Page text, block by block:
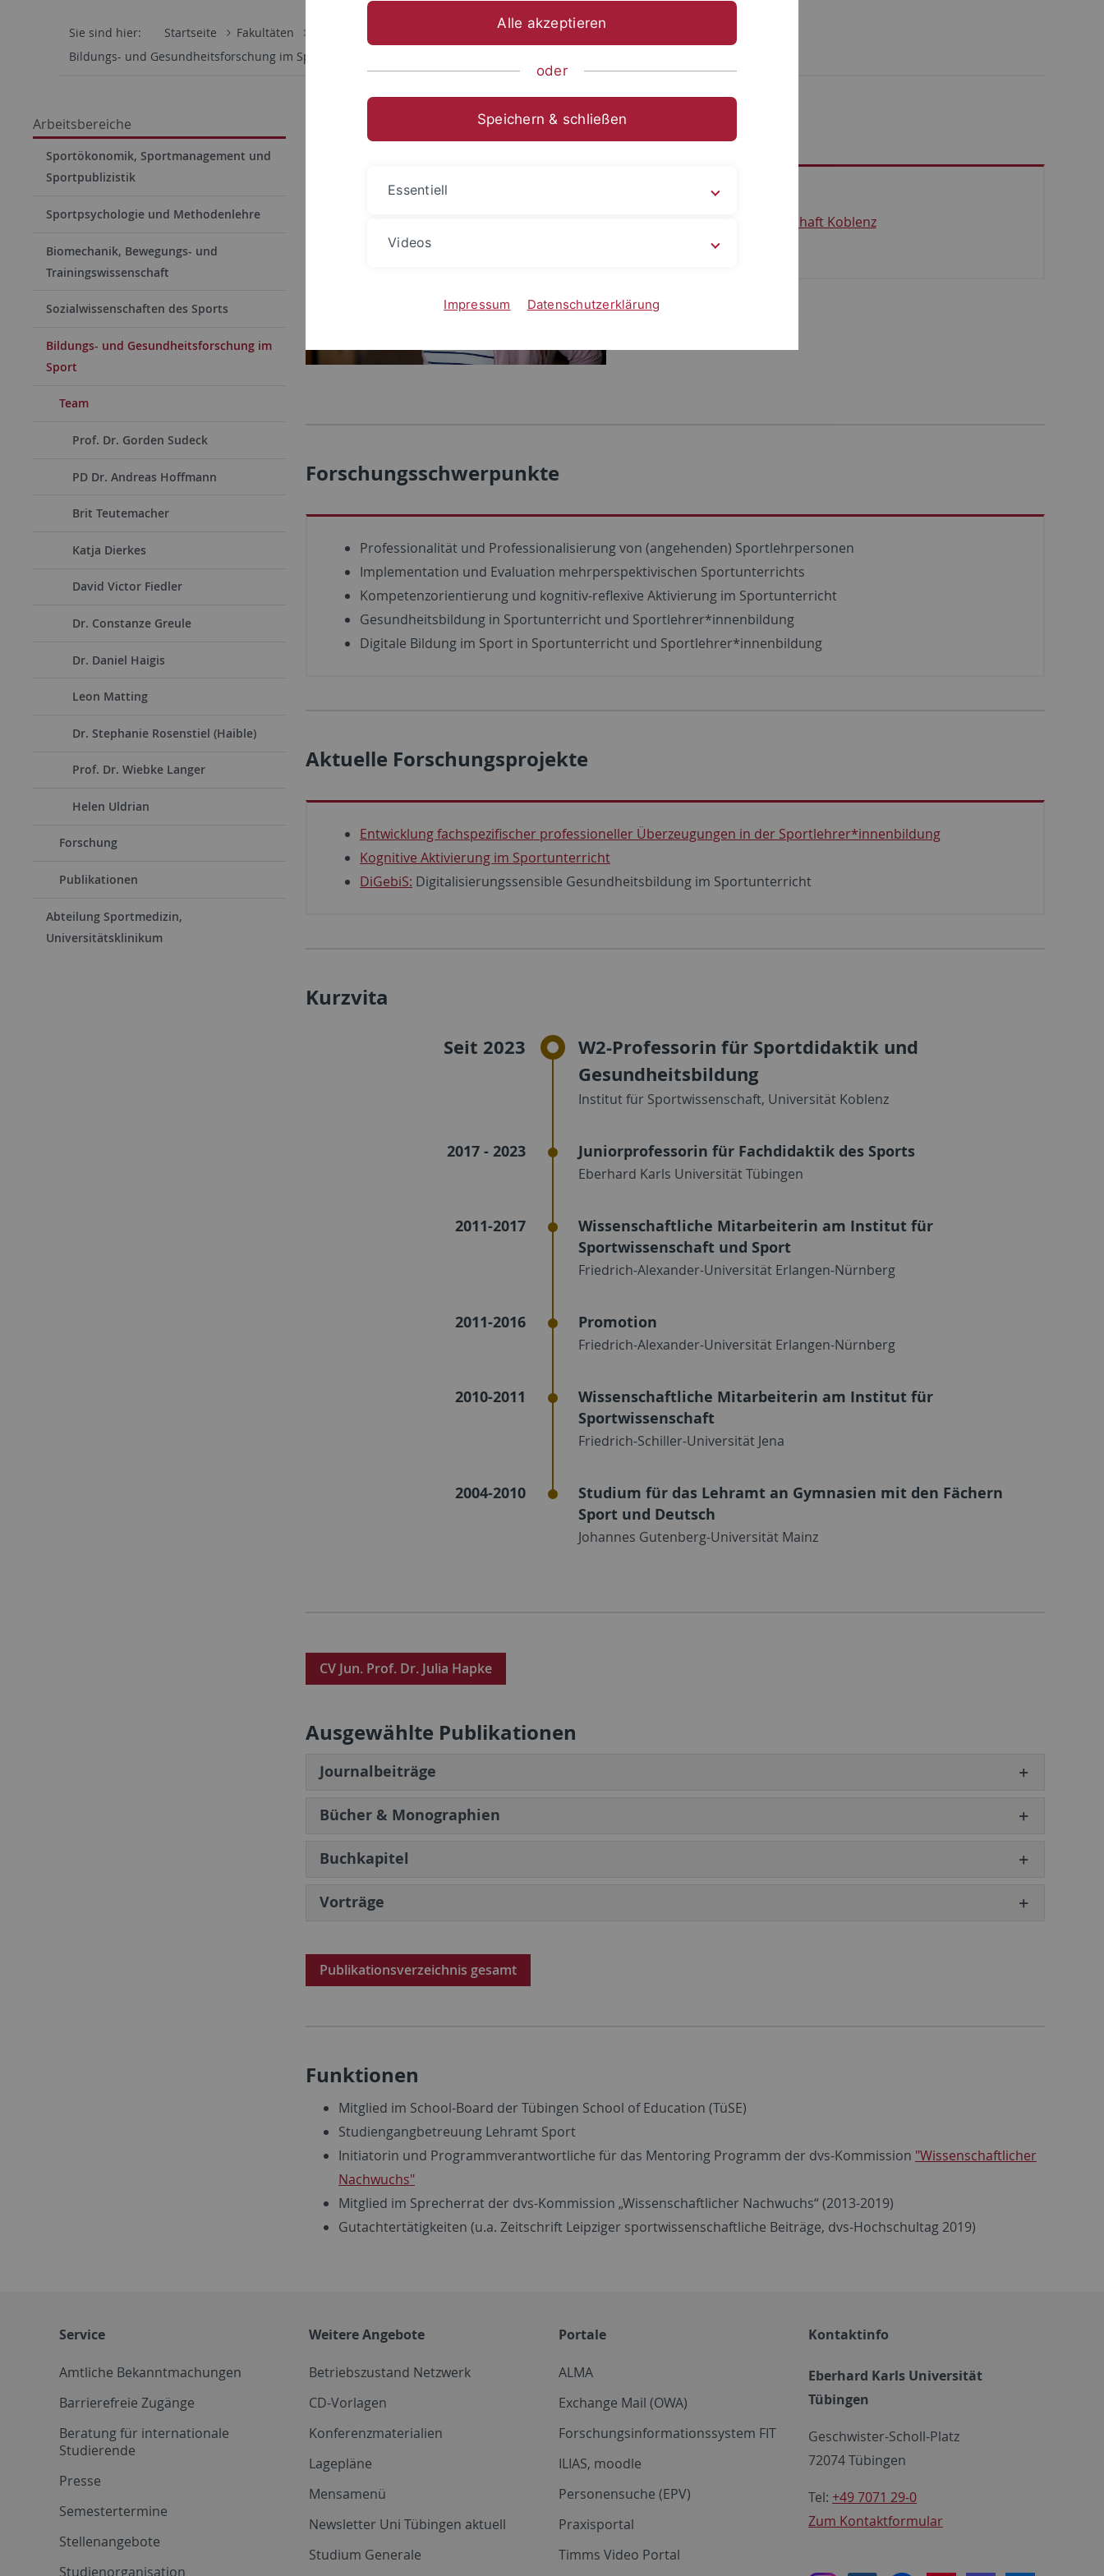
Sie sind hier: Startseite Fakultäten Wirtschafts- und Sozialwissenschaftliche Fakultät
Bildungs- und Gesundheitsforschung im Sport
Arbeitsbereiche
Sportökonomik, Sportmanagement und
Sportpublizistik
Sportpsychologie und Methodenlehre
Biomechanik, Bewegungs- und
Trainingswissenschaft
Sozialwissenschaften des Sports
Bildungs- und Gesundheitsforschung im
Sport
Team
Prof. Dr. Gorden Sudeck
PD Dr. Andreas Hoffmann
Brit Teutemacher
Katja Dierkes
David Victor Fiedler
Dr. Constanze Greule
Dr. Daniel Haigis
Leon Matting
Dr. Stephanie Rosenstiel (Haible)
Prof. Dr. Wiebke Langer
Helen Uldrian
Forschung
Publikationen
Abteilung Sportmedizin,
Universitätsklinikum
Prof. Dr. Julia Hapke
Institut für Sportwissenschaft Koblenz
Forschungsschwerpunkte
Professionalität und Professionalisierung von (angehenden) Sportlehrpersonen
Implementation und Evaluation mehrperspektivischen Sportunterrichts
Kompetenzorientierung und kognitiv-reflexive Aktivierung im Sportunterricht
Gesundheitsbildung in Sportunterricht und Sportlehrer*innenbildung
Digitale Bildung im Sport in Sportunterricht und Sportlehrer*innenbildung
Aktuelle Forschungsprojekte
Entwicklung fachspezifischer professioneller Überzeugungen in der Sportlehrer*innenbildung
Kognitive Aktivierung im Sportunterricht
DiGebiS: Digitalisierungssensible Gesundheitsbildung im Sportunterricht
Kurzvita
Seit 2023
W2-Professorin für Sportdidaktik und
Gesundheitsbildung
Institut für Sportwissenschaft, Universität Koblenz
2017 - 2023 Juniorprofessorin für Fachdidaktik des Sports
Eberhard Karls Universität Tübingen
2011-2017
Wissenschaftliche Mitarbeiterin am Institut für
Sportwissenschaft und Sport
Friedrich-Alexander-Universität Erlangen-Nürnberg
2011-2016 Promotion
Friedrich-Alexander-Universität Erlangen-Nürnberg
2010-2011
Wissenschaftliche Mitarbeiterin am Institut für
Sportwissenschaft
Friedrich-Schiller-Universität Jena
2004-2010
Studium für das Lehramt an Gymnasien mit den Fächern
Sport und Deutsch
Johannes Gutenberg-Universität Mainz
CV Jun. Prof. Dr. Julia Hapke
Ausgewählte Publikationen
Journalbeiträge
Bücher & Monographien
Buchkapitel
Vorträge
Publikationsverzeichnis gesamt
Funktionen
Mitglied im School-Board der Tübingen School of Education (TüSE)
Studiengangbetreuung Lehramt Sport
Initiatorin und Programmverantwortliche für das Mentoring Programm der dvs-Kommission "Wissenschaftlicher
Nachwuchs"
Mitglied im Sprecherrat der dvs-Kommission „Wissenschaftlicher Nachwuchs“ (2013-2019)
Gutachtertätigkeiten (u.a. Zeitschrift Leipziger sportwissenschaftliche Beiträge, dvs-Hochschultag 2019)
Service
Amtliche Bekanntmachungen
Barrierefreie Zugänge
Beratung für internationale
Studierende
Presse
Semestertermine
Stellenangebote
Studienorganisation
Weitere Angebote
Betriebszustand Netzwerk
CD-Vorlagen
Konferenzmaterialien
Lagepläne
Mensamenü
Newsletter Uni Tübingen aktuell
Studium Generale
Portale
ALMA
Exchange Mail (OWA)
Forschungsinformationssystem FIT
ILIAS, moodle
Personensuche (EPV)
Praxisportal
Timms Video Portal
Kontaktinfo
Eberhard Karls Universität
Tübingen
Geschwister-Scholl-Platz
72074 Tübingen
Tel: +49 7071 29-0
Zum Kontaktformular
Alle akzeptieren
oder
Speichern & schließen
Essentiell
Videos
Impressum Datenschutzerklärung